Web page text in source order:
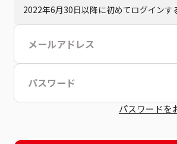
2022年6月30日以降に初めてログインす
こちら
パスワードを